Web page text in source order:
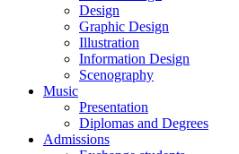
Design
Graphic Design
Illustration
Information Design
Scenography
Music
Presentation
Diplomas and Degrees
Admissions